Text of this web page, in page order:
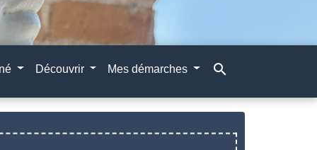
Découvrir Mes démarches search